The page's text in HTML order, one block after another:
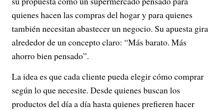
quienes hacen las compras del hogar y para quienes
también necesitan abastecer un negocio. Su apuesta gira
alrededor de un concepto claro: “Más barato. Más
ahorro bien pensado”.
La idea es que cada cliente pueda elegir cómo comprar
según lo que necesite. Desde quienes buscan los
productos del día a día hasta quienes prefieren hacer